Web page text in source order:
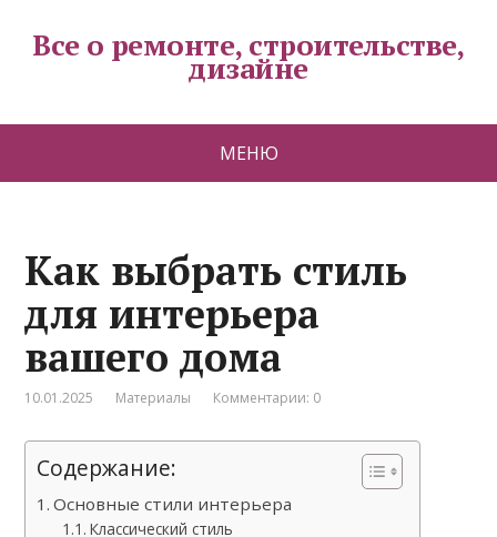
Все о ремонте, строительстве,
дизайне
МЕНЮ
Как выбрать стиль
для интерьера
вашего дома
10.01.2025 Материалы Комментарии: 0
Содержание:
Основные стили интерьера
Классический стиль